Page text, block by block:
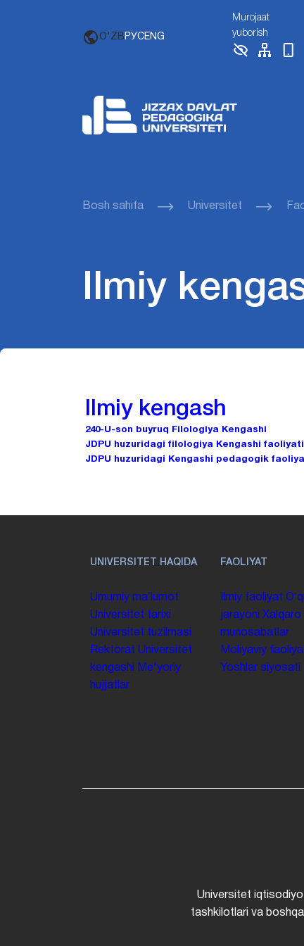
O'ZB РУСENG
Murojaat
yuborish
Bosh sahifa Universitet
Ilmiy
Ilmiy kengash
240-U-son buyruq Filologiya Kengashi
JDPU huzuridagi filologiya Kengashi faoliyati
JDPU huzuridagi Kengashi pedagogik
UNIVERSITET HAQIDA
Umumiy maʼlumot
Universitet tarixi
Universitet tuzilmasi
Rektorat Universitet
kengashi
Me'yoriy
hujjatlar
FAOLIYAT
Ilmiy faoliyat
jarayoni Xalqaro
munosabatlar
Moliyaviy
Yoshlar siyosati
Universitet
tashkilotlari va